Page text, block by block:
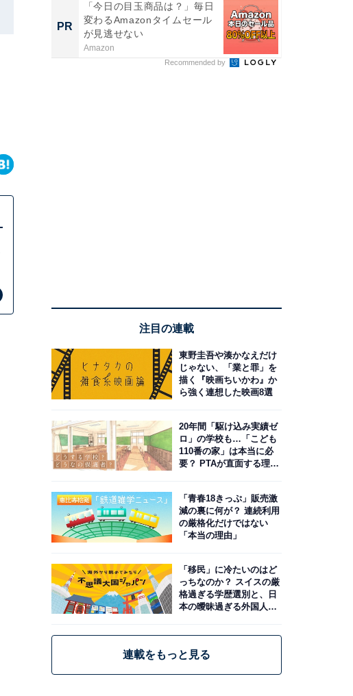
PR
「今日の目玉商品は？」毎日
変わるAmazonタイムセール
が見逃せない
Amazon
Recommended by
注目の連載
東野圭吾や湊かなえだけ
じゃない、「業と罪」を
描く『映画ちいかわ』か
ら強く連想した映画8選
20年間「駆け込み実績ゼ
ロ」の学校も…「こども
110番の家」は本当に必
要？ PTAが直面する理想
「青春18きっぷ」販売激
減の裏に何が？ 連続利用
の厳格化だけではない
「本当の理由」
「移民」に冷たいのはど
っちなのか？ スイスの厳
格過ぎる学歴選別と、日
本の曖昧過ぎる外国人政
連載をもっと見る